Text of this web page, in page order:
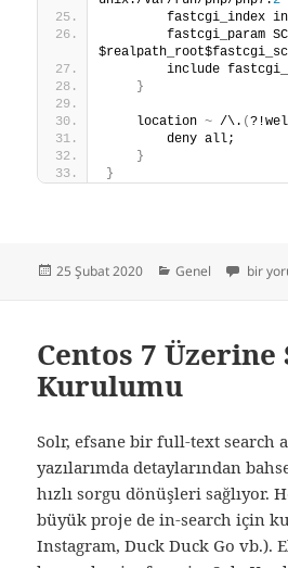
fastcgi_index
fastcgi_param
include
}
    location
~ /\. (
        deny all;
}
}
Yayın
25 Şubat 2020 Kategoriler
Genel Nginx
bir
Centos 7 Üzerine
Kurulumu
Solr, efsane bir full-text search
yazılarımda detaylarından
hızlı sorgu dönüşleri sağlıyor.
büyük proje de in-search için
Instagram, Duck Duck Go vb.).